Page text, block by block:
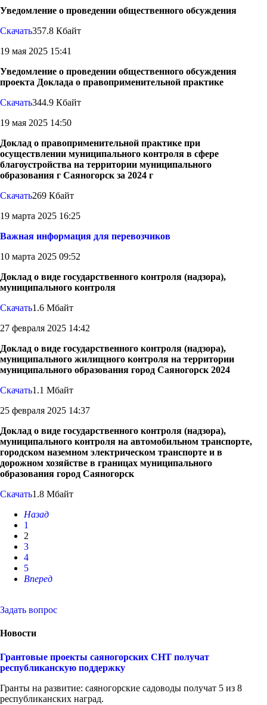
Уведомление о проведении общественного обсуждения
Скачать357.8 Кбайт
19 мая 2025 15:41
Уведомление о проведении общественного обсуждения
проекта Доклада о правоприменительной практике
Скачать344.9 Кбайт
19 мая 2025 14:50
Доклад о правоприменительной практике при
осуществлении муниципального контроля в сфере
благоустройства на территории муниципального
образования г Саяногорск за 2024 г
Скачать269 Кбайт
19 марта 2025 16:25
Важная информация для перевозчиков
10 марта 2025 09:52
Доклад о виде государственного контроля (надзора),
муниципального контроля
Скачать1.6 Мбайт
27 февраля 2025 14:42
Доклад о виде государственного контроля (надзора),
муниципального жилищного контроля на территории
муниципального образования город Саяногорск 2024
Скачать1.1 Мбайт
25 февраля 2025 14:37
Доклад о виде государственного контроля (надзора),
муниципального контроля на автомобильном транспорте,
городском наземном электрическом транспорте и в
дорожном хозяйстве в границах муниципального
образования город Саяногорск
Скачать1.8 Мбайт
Назад
1
2
3
4
5
Вперед
Задать вопрос
Новости
Грантовые проекты саяногорских СНТ получат
республиканскую поддержку
Гранты на развитие: саяногорские садоводы получат 5 из 8
республиканских наград.